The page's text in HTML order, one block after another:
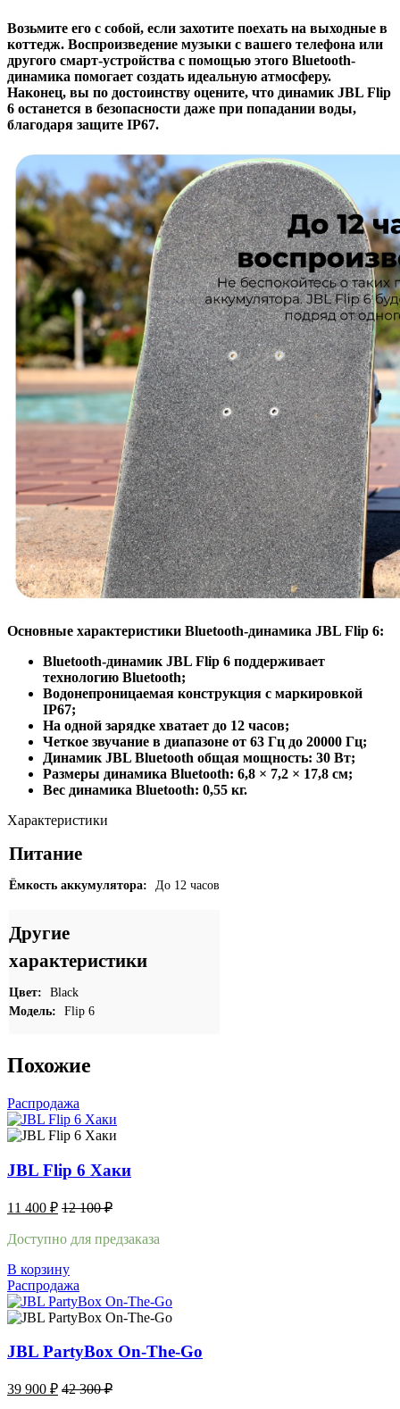
Возьмите его с собой, если захотите поехать на выходные в
коттедж. Воспроизведение музыки с вашего телефона или
другого смарт-устройства с помощью этого Bluetooth-
динамика помогает создать идеальную атмосферу.
Наконец, вы по достоинству оцените, что динамик JBL Flip
6 останется в безопасности даже при попадании воды,
благодаря защите IP67.
Основные характеристики Bluetooth-динамика JBL Flip 6:
Bluetooth-динамик JBL Flip 6 поддерживает
технологию Bluetooth;
Водонепроницаемая конструкция с маркировкой
IP67;
На одной зарядке хватает до 12 часов;
Четкое звучание в диапазоне от 63 Гц до 20000 Гц;
Динамик JBL Bluetooth общая мощность: 30 Вт;
Размеры динамика Bluetooth: 6,8 × 7,2 × 17,8 см;
Вес динамика Bluetooth: 0,55 кг.
Характеристики
Питание
Ёмкость аккумулятора: До 12 часов
Другие
характеристики
Цвет:
Black
Модель:
Flip 6
Похожие
Распродажа
JBL Flip 6 Хаки
11 400 ₽ 12 100₽
Доступно для предзаказа
В корзину
Распродажа
JBL PartyBox On-The-Go
39 900 ₽ 42 300₽